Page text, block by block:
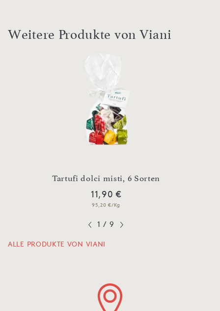
Weitere Produkte von Viani
Tartufi dolci misti, 6 Sorten
11,90 €
95,20 €/Kg
1 / 9
ALLE PRODUKTE VON VIANI